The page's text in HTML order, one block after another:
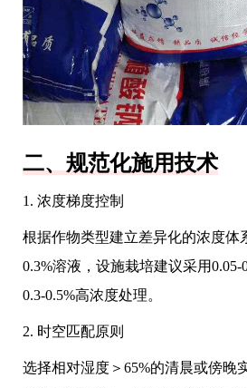
二、规范化施用技术
1. 浓度梯度控制
根据作物类型建立差异化的浓度体
0.3%溶液，设施栽培建议采用
0.3-0.5%高浓度处理。
2. 时空匹配原则
选择相对湿度＞65%的清晨或傍晚